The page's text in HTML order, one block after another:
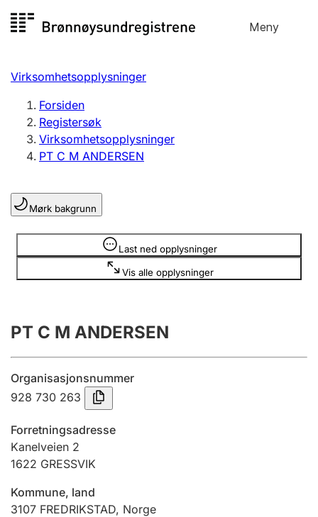
til
Meny
Registersøk
Aksjeselskap
Enkeltpersonforetak
Registrere, endre, slette
Lag og forening
Registrere, endre, slette
Årsregnskap
Innsending og forsinkelsesgebyr
Jeger
Virksomhetsopplysninger
Forsiden
Registersøk
Virksomhetsopplysninger
PT C M ANDERSEN
Mørk bakgrunn
Last ned opplysninger
Vis alle opplysninger
Opplysninger er skjult
PT C M ANDERSEN
Organisasjonsnummer
928 730 263
Forretningsadresse
Kanelveien 2
1622 GRESSVIK
Kommune, land
3107 FREDRIKSTAD, Norge